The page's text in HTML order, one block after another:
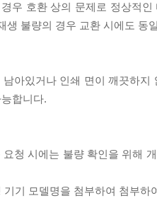
우 호환 상의 문제로 정상적
생 불량의 경우 교환 시에도 동
아있거나 인쇄 면이 깨끗하
합니다.
청 시에는 불량 확인을 위해
기 모델명을 첨부하여 첨부하